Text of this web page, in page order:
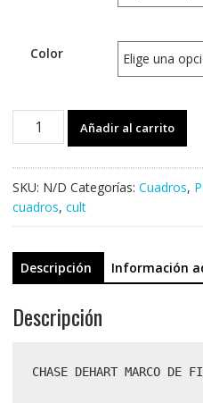
Color
Cuadro
cantidad
Añadir al carrito
SKU: N/D Categorías: Cuadros,
cuadros, cult
Descripción Información
Descripción
CHASE DEHART MARCO DE